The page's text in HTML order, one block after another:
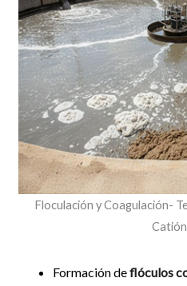
Floculación y Coagulación-
Formación deflóculos